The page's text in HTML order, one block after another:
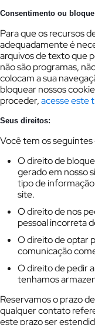
Consentimento ou
Para que os recursos
adequadamente é
arquivos de texto que
não são programas,
colocam a sua
bloquear nossos
proceder,acesse este
Seus direitos:
Você tem os seguintes
O direito de
gerado em nosso
tipo de informação
site.
O direito de nos
pessoal incorreta
O direito de optar
comunicação
O direito de pedir
tenhamos
Reservamos o prazo
qualquer contato
este prazo ser